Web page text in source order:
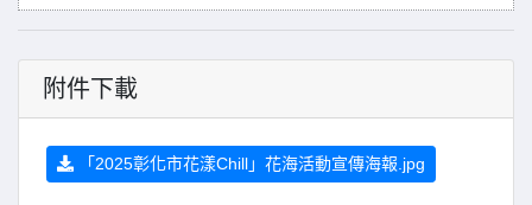
附件下載
「2025彰化市花漾Chill」花海活動宣傳海報.jpg